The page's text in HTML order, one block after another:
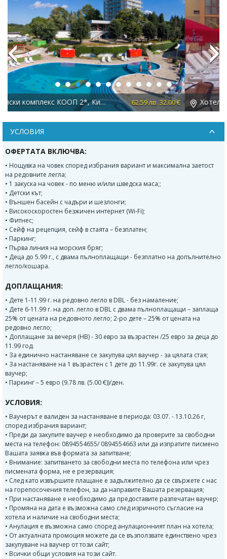
Хотел Sunny Paradise 3*, Китен 78.23 лв. 40.00 €
Previous Next
УСЛОВИЯ
ОФЕРТАТА ВКЛЮЧВА:
• Нощувка на човек според избрания вариант и максимална заетост
на редовните легла;
• 1 закуска на човек - по меню и/или шведска маса;;
• Детски кът;
• Външен басейн с чадъри и шезлонги;
• Високоскоростен безжичен интернет (Wi-Fi);
• Фитнес;
• Сейф на рецепция, сейф в стаята – безплатен;
• Паркинг;
• Първа линия на морския бряг;
• Деца до 5.99 г., с двама пълноплащащи - безплатно на допълнително
легло/кошара.
ДОПЛАЩАНИЯ:
• Дете 1-11.99 г. на редовно легло в DBL - без намаление;
• Дете 6-11.99 г. на доп. легло в DBL с двама пълноплащащи – заплаща
25% от цената на редовното легло; 2-ро дете – 25% от цената на
редовно легло;
• Доплащане за вечеря (HB) - 30 евро за възрастен /25 евро за деца до
11.99 год.
• За единично настаняване се закупува цял ваучер - за цялата стая;
• За настаняване на 1 възрастен с 1 дете до 11.99г. се закупува цял
ваучер;
• Паркинг – 5 евро (9.78 лв. (5.00 €))/ден.
УСЛОВИЯ:
• Ваучерът е валиден за настаняване в периода: 03.07. - 13.10.26 г,
според избрания вариант;
• Преди да закупите ваучер е необходимо да проверите за свободни
места на телефон: 0894554655/ 0894554663 или да изпратите писмено
Вашата заявка във формата за запитване;
• Внимание: запитването за свободни места по телефона или чрез
писмената форма, не е резервация;
• След като извършите плащане е задължително да се свържете с нас
на горепосочения телефон, за да направите Вашата резервация;
• При настаняване е необходимо да предоставите разпечатан ваучер;
• Промяна на дата е възможна само след изричното съгласие на
хотела и наличие на свободни места;
• Анулация е възможна само според анулационният план на хотела;
• От актуалната промоция можете да се възползвате единствено чрез
закупуване на ваучер от този сайт;
• Всички общи условия на този сайт.